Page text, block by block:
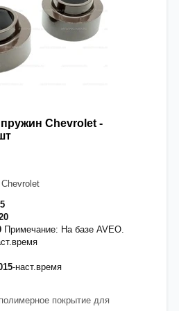
Chevrolet -
Примечание: На базе AVEO.
-наст.время
покрытие для